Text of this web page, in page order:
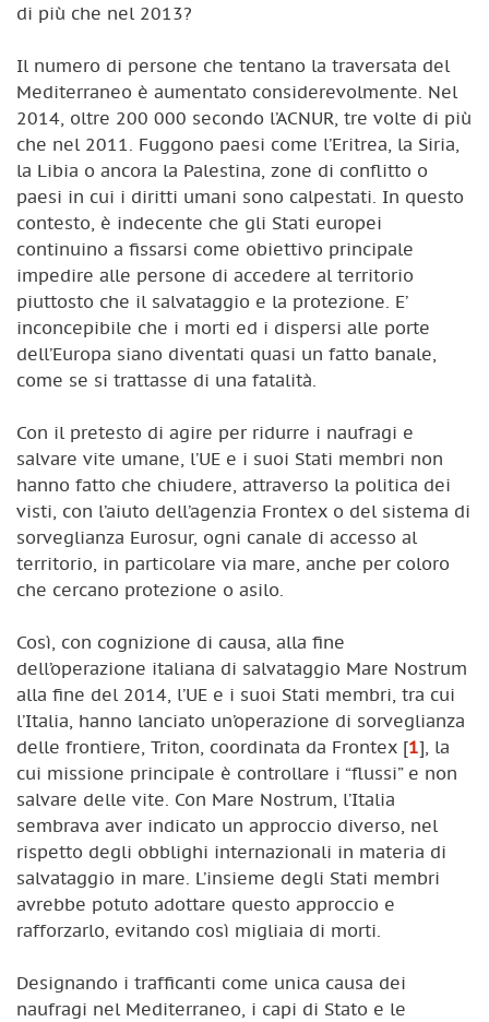
di più che nel 2013?
Il numero di persone che tentano la traversata del
Mediterraneo è aumentato considerevolmente. Nel
2014, oltre 200 000 secondo l’ACNUR, tre volte di più
che nel 2011. Fuggono paesi come l’Eritrea, la Siria,
la Libia o ancora la Palestina, zone di conflitto o
paesi in cui i diritti umani sono calpestati. In questo
contesto, è indecente che gli Stati europei
continuino a fissarsi come obiettivo principale
impedire alle persone di accedere al territorio
piuttosto che il salvataggio e la protezione. E’
inconcepibile che i morti ed i dispersi alle porte
dell’Europa siano diventati quasi un fatto banale,
come se si trattasse di una fatalità.
Con il pretesto di agire per ridurre i naufragi e
salvare vite umane, l’UE e i suoi Stati membri non
hanno fatto che chiudere, attraverso la politica dei
visti, con l’aiuto dell’agenzia Frontex o del sistema di
sorveglianza Eurosur, ogni canale di accesso al
territorio, in particolare via mare, anche per coloro
che cercano protezione o asilo.
Così, con cognizione di causa, alla fine
dell’operazione italiana di salvataggio Mare Nostrum
alla fine del 2014, l’UE e i suoi Stati membri, tra cui
l’Italia, hanno lanciato un’operazione di sorveglianza
delle frontiere, Triton, coordinata da Frontex [1] , la
cui missione principale è controllare i “flussi” e non
salvare delle vite. Con Mare Nostrum, l’Italia
sembrava aver indicato un approccio diverso, nel
rispetto degli obblighi internazionali in materia di
salvataggio in mare. L’insieme degli Stati membri
avrebbe potuto adottare questo approccio e
rafforzarlo, evitando così migliaia di morti.
Designando i trafficanti come unica causa dei
naufragi nel Mediterraneo, i capi di Stato e le